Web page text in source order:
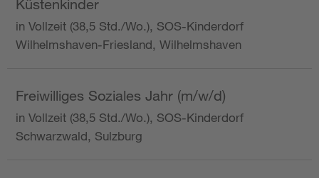
Küstenkinder
in Vollzeit (38,5 Std./Wo.), SOS-Kinderdorf
Wilhelmshaven-Friesland, Wilhelmshaven
Freiwilliges Soziales Jahr (m/w/d)
in Vollzeit (38,5 Std./Wo.), SOS-Kinderdorf
Schwarzwald, Sulzburg